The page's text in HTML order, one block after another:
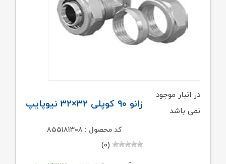
زانو ۹۰ کوپلی ۳۲×۳۲ نیوپایپ
کد محصول : ۸۵۵۱۸۱۳۰۸
(۰)
در انبار موجود
نمی باشد